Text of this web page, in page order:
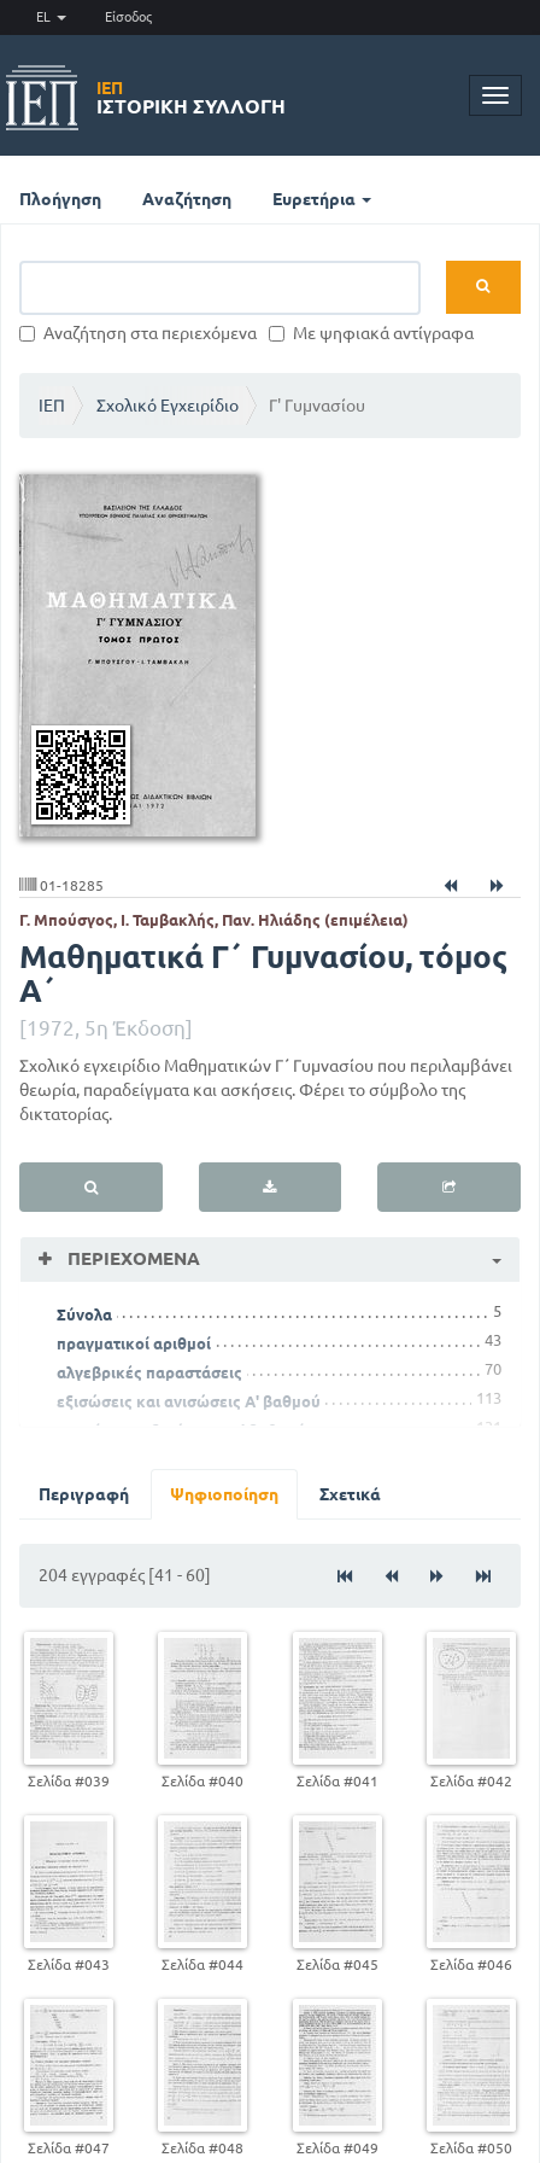
EL Είσοδος
ΙΕΠ
ΙΣΤΟΡΙΚΉ ΣΥΛΛΟΓΉ
Πλοήγηση Αναζήτηση Ευρετήρια
Αναζήτηση στα περιεχόμενα Με ψηφιακά αντίγραφα
ΙΕΠ Σχολικό Εγχειρίδιο Γ' Γυμνασίου
01-18285
Γ. Μπούσγος, Ι. Ταμβακλής, Παν. Ηλιάδης (επιμέλεια)
Μαθηματικά Γ΄ Γυμνασίου, τόμος
Α΄
[1972, 5η Έκδοση]
Σχολικό εγχειρίδιο Μαθηματικών Γ΄ Γυμνασίου που περιλαμβάνει
θεωρία, παραδείγματα και ασκήσεις. Φέρει το σύμβολο της
δικτατορίας.
ΠΕΡΙΕΧΌΜΕΝΑ
Σύνολα
5
πραγματικοί αριθμοί
43
αλγεβρικές παραστάσεις
70
εξισώσεις και ανισώσεις Α' βαθμού
113
συστήματα εξισώσεων Α' βαθμού
131
Περιγραφή Ψηφιοποίηση Σχετικά
204 εγγραφές [41 - 60]
Σελίδα #039 Σελίδα #040 Σελίδα #041 Σελίδα #042
Σελίδα #043 Σελίδα #044 Σελίδα #045 Σελίδα #046
Σελίδα #047 Σελίδα #048 Σελίδα #049 Σελίδα #050